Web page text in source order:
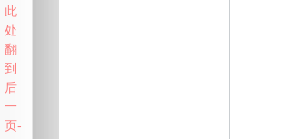
此
处
翻
到
后
一
页-